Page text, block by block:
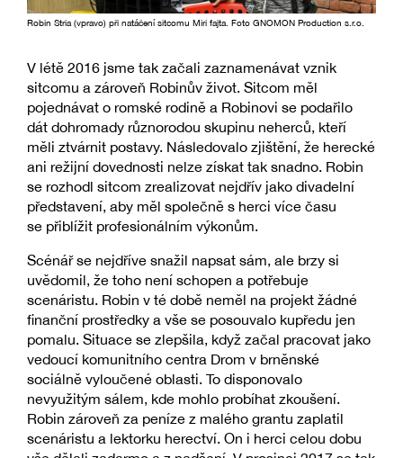
Robin Stria (vpravo) při natáčení sitcomu Miri fajta. Foto GNOMON Production s.r.o.
V létě 2016 jsme tak začali zaznamenávat vznik
sitcomu a zároveň Robinův život. Sitcom měl
pojednávat o romské rodině a Robinovi se podařilo
dát dohromady různorodou skupinu neherců, kteří
měli ztvárnit postavy. Následovalo zjištění, že herecké
ani režijní dovednosti nelze získat tak snadno. Robin
se rozhodl sitcom zrealizovat nejdřív jako divadelní
představení, aby měl společně s herci více času
se přiblížit profesionálním výkonům.
Scénář se nejdříve snažil napsat sám, ale brzy si
uvědomil, že toho není schopen a potřebuje
scenáristu. Robin v té době neměl na projekt žádné
finanční prostředky a vše se posouvalo kupředu jen
pomalu. Situace se zlepšila, když začal pracovat jako
vedoucí komunitního centra Drom v brněnské
sociálně vyloučené oblasti. To disponovalo
nevyužitým sálem, kde mohlo probíhat zkoušení.
Robin zároveň za peníze z malého grantu zaplatil
scenáristu a lektorku herectví. On i herci celou dobu